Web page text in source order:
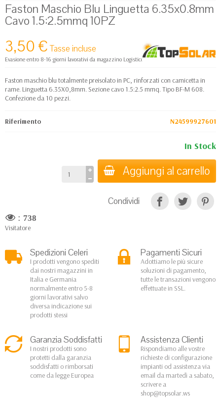
Faston Maschio Blu Linguetta 6.35x0.8mm
Cavo 1.5:2.5mmq 10PZ
3,50 € Tasse incluse
Evasione entro 8-16 giorni lavorativi da magazzino Logistico Europa
Faston maschio blu totalmente preisolato in PC, rinforzati con camicetta in
rame. Linguetta 6.35X0,8mm. Sezione cavo 1.5:2.5 mmq. Tipo BF-M 608.
Confezione da 10 pezzi.
Riferimento N24599927601
In Stock
Aggiungi al carrello
Condividi
: 738
Visitatore
Spedizioni Celeri
I prodotti vengono spediti
dai nostri magazzini in
Italia e Germania
normalmente entro 5-8
giorni lavorativi salvo
diversa indicazione sui
prodotti stessi
Pagamenti Sicuri
Adottiamo le più sicure
soluzioni di pagamento,
tutte le transazioni vengono
effettuate in SSL.
Garanzia Soddisfatti
I nostri prodotti sono
protetti dalla garanzia
soddisfatti o rimborsati
come da legge Europea
Assistenza Clienti
Rispondiamo alle vostre
richieste di configurazione
impianti od assistenza via
email da martedì a sabato,
scrivere a
shop@topsolar.ws